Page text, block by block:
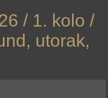
/ 1. kolo /
utorak,